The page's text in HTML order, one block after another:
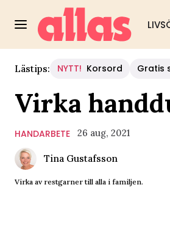
Lästips: NYTT! Korsord Gratis
Virka
HANDARBETE 26 aug, 2021
Tina Gustafsson
Virka av restgarner till alla i familjen.